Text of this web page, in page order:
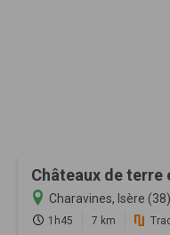
Châteaux de terre
Charavines, Isère (38)
1h45 7 km